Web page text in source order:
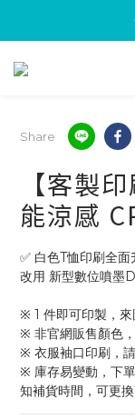
加入
Share
【客製
能涼感
✅ 白色T恤印刷全面
改用 新型數位噴墨
※ 1 件即可印製，來
※ 非官網販售顏色
※ 衣服袖口印刷，
※ 庫存易變動，下
知補貨時間，可更換